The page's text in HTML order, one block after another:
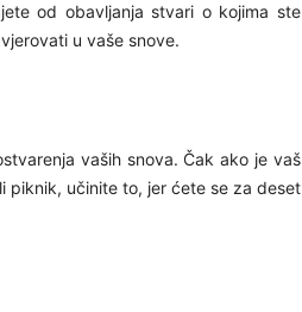
od obavljanja stvari o kojima ste
u vaše snove.
vaših snova. Čak ako je vaš
piknik, učinite to, jer ćete se za deset